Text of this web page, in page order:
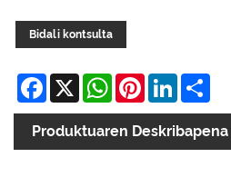
Bidali kontsulta
Facebook
X WhatsApp
Pinterest
LinkedIn
Produktuaren Deskribapena